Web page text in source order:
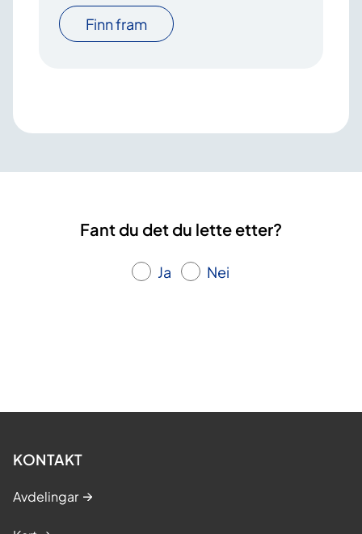
Finn fram
Fant du det du lette etter?
Ja Nei
KONTAKT
Avdelingar